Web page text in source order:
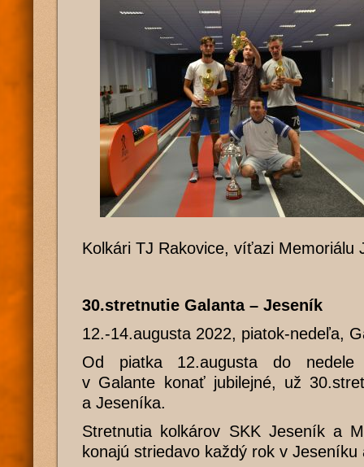
Kolkári TJ Rakovice, víťazi Memoriálu
30.stretnutie Galanta – Jeseník
12.-14.augusta 2022, piatok-nedeľa,
Od piatka 12.augusta do
v Galante konať jubilejné, už
a Jeseníka.
Stretnutia kolkárov SKK Jeseník a
konajú striedavo každý rok v Jeseníku